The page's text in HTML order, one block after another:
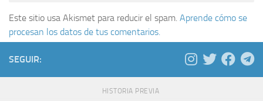
Este sitio usa Akismet para reducir el spam. Aprende cómo se
procesan los datos de tus comentarios.
SEGUIR:
HISTORIA PREVIA